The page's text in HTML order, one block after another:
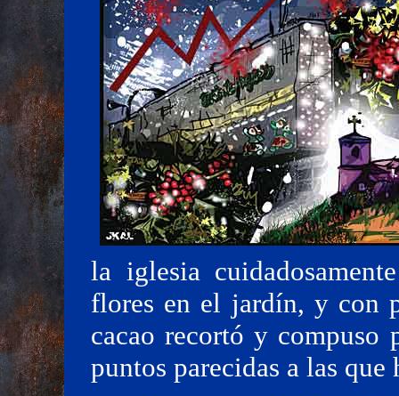
la iglesia
flores en el jardín, y con
cacao recortó y compuso
puntos parecidas a las